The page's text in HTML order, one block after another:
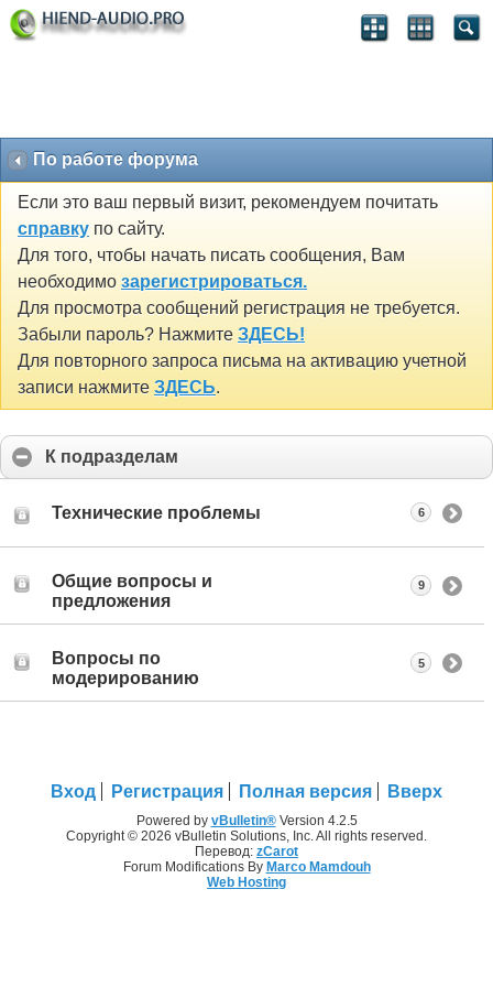
По работе форума
Если это ваш первый визит, рекомендуем почитать
справку по сайту.
Для того, чтобы начать писать сообщения, Вам
необходимо зарегистрироваться.
Для просмотра сообщений регистрация не требуется.
Забыли пароль? Нажмите ЗДЕСЬ!
Для повторного запроса письма на активацию учетной
записи нажмите ЗДЕСЬ.
К подразделам
Технические проблемы 6
Общие вопросы и
предложения
9
Вопросы по
модерированию
5
Вход Регистрация Полная версия Вверх
Powered by vBulletin®Version 4.2.5
Copyright © 2026 vBulletin Solutions, Inc. All rights reserved.
Перевод: zCarot
Forum Modifications By Marco Mamdouh
Web Hosting